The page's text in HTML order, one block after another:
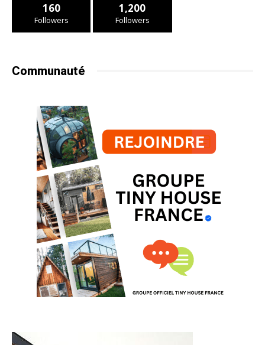
160
Followers
1,200
Followers
Communauté